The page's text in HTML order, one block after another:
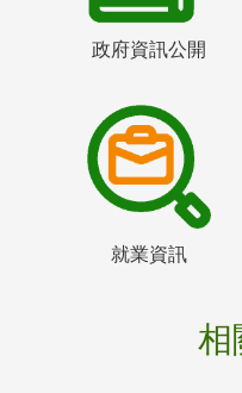
政府資訊公開
就業資訊
相